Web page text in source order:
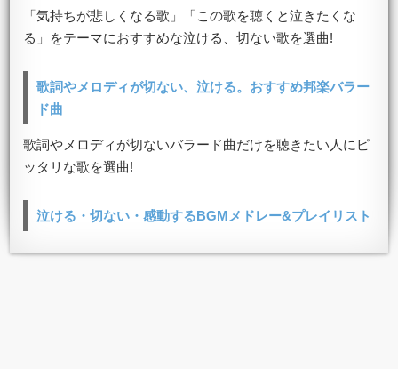
「気持ちが悲しくなる歌」「この歌を聴くと泣きたくな
る」をテーマにおすすめな泣ける、切ない歌を選曲!
歌詞やメロディが切ない、泣ける。おすすめ邦楽バラー
ド曲
歌詞やメロディが切ないバラード曲だけを聴きたい人にピ
ッタリな歌を選曲!
泣ける・切ない・感動するBGMメドレー&プレイリスト